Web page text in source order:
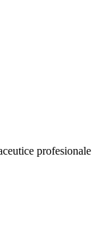
profesionale